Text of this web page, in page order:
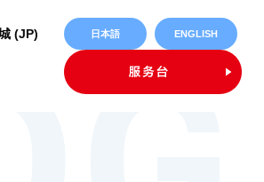
(JP) 日本語 ENGLISH